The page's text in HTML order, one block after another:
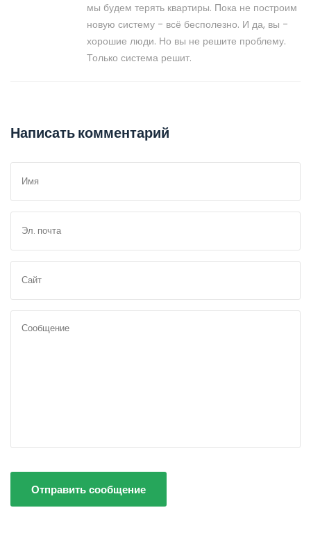
мы будем терять квартиры. Пока не построим
новую систему - всё бесполезно. И да, вы -
хорошие люди. Но вы не решите проблему.
Только система решит.
Написать комментарий
Отправить сообщение